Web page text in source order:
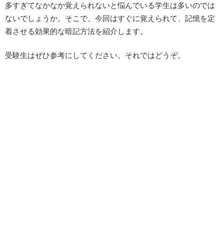
多すぎてなかなか覚えられないと悩んでいる学生は多いのでは
ないでしょうか。そこで、今回はすぐに覚えられて、記憶を定
着させる効果的な暗記方法を紹介します。
受験生はぜひ参考にしてください。それではどうぞ。